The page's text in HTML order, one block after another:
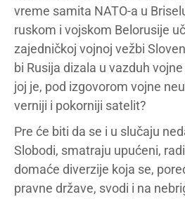
vreme samita NATO-a u
ruskom i vojskom Belorusije
zajedničkoj vojnoj vežbi
bi Rusija dizala u vazduh
joj je, pod izgovorom vojne
verniji i pokorniji satelit?
Pre će biti da se i u slučaju
Slobodi, smatraju upućeni,
domaće diverzije koja se,
pravne države, svodi i na